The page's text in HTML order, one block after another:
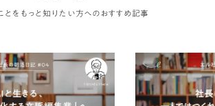
とをもっと知りたい方へのおすすめ記事